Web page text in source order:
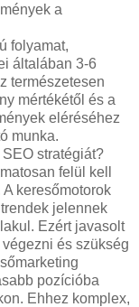
a
folyamat,
általában 3-6
természetesen
mértékétől és a
eléréséhez
munka.
stratégiát?
felül kell
keresőmotorok
jelennek
Ezért javasolt
és szükség
pozícióba
Ehhez komplex,